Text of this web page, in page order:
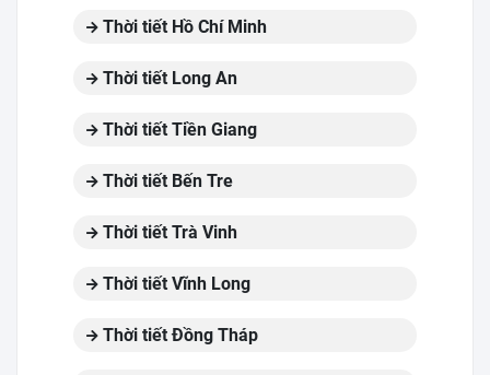
Thời tiết Hồ Chí Minh
Thời tiết Long An
Thời tiết Tiền Giang
Thời tiết Bến Tre
Thời tiết Trà Vinh
Thời tiết Vĩnh Long
Thời tiết Đồng Tháp